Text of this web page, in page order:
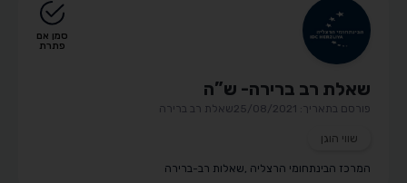
שאלת רב ברירה- ש”ה
פורסם בתאריך: 25/08/2021 שאלת רב ברירה
שווי הוגן
המרכז הבינתחומי הרצליה ,שאלות רב-ברירה
סמן אם
פתרת